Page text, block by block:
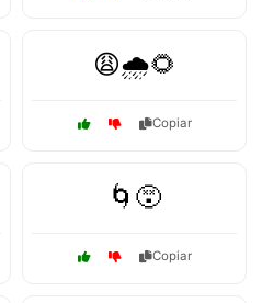
😩🌧️🌻
Copiar
🌀😵
Copiar